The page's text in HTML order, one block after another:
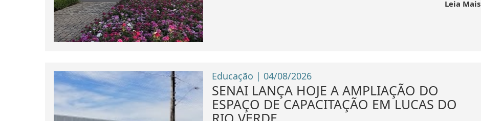
Leia Mais
Educação | 04/08/2026
SENAI LANÇA HOJE A AMPLIAÇÃO DO
ESPAÇO DE CAPACITAÇÃO EM LUCAS DO